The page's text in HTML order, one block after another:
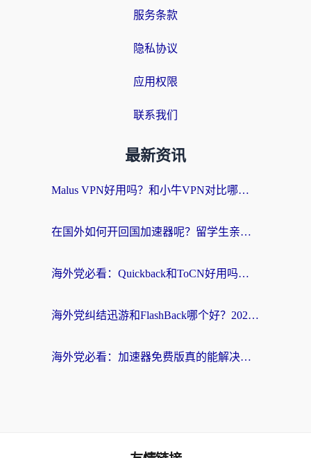
服务条款
隐私协议
应用权限
联系我们
最新资讯
Malus VPN好用吗？和小牛VPN对比哪个回国效果更好？海外党亲测实用指南
在国外如何开回国加速器呢？留学生亲测的无缝访问国内资源指南
海外党必看：Quickback和ToCN好用吗？3分钟选对回国加速器的实用指南
海外党纠结迅游和FlashBack哪个好？2026实用指南教你选对回国加速器
海外党必看：加速器免费版真的能解决回国访问难题吗？附实用选择指南